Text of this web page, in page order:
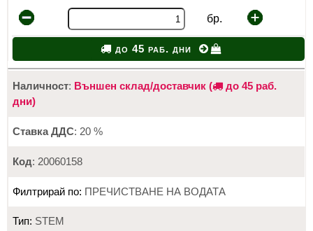
бр.
до 45 раб. дни
Наличност: Външен склад/доставчик (
до 45 раб.
дни)
Ставка ДДС: 20 %
Код: 20060158
Филтрирай по: ПРЕЧИСТВАНЕ НА ВОДАТА
Тип: STEM